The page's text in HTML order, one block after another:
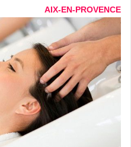
AIX-EN-PROVENCE